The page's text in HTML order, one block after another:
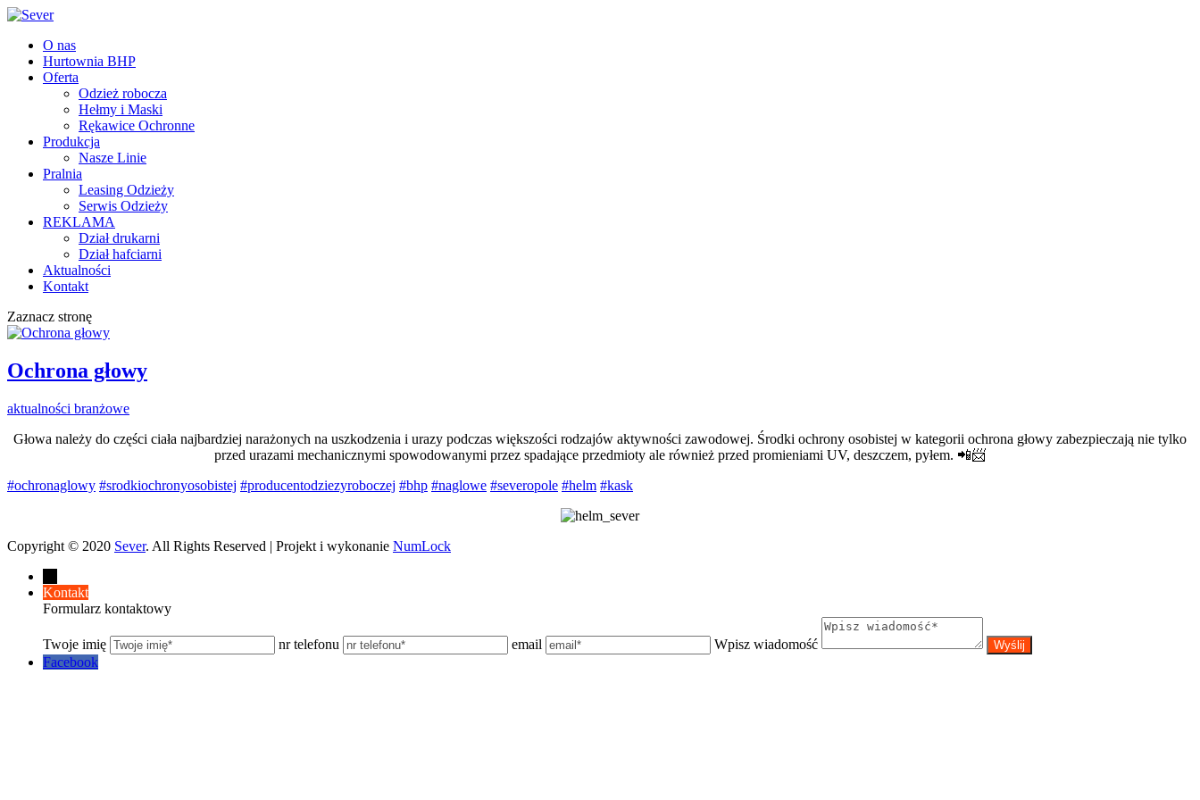
O nas
Hurtownia BHP
Oferta
Odzież robocza
Hełmy i Maski
Rękawice Ochronne
Produkcja
Nasze Linie
Pralnia
Leasing Odzieży
Serwis Odzieży
REKLAMA
Dział drukarni
Dział hafciarni
Aktualności
Kontakt
Zaznacz stronę
Ochrona głowy
aktualności branżowe
Głowa należy do części ciała najbardziej narażonych na uszkodzenia i urazy podczas większości rodzajów aktywności zawodowej. Środki ochrony osobistej w kategorii ochrona głowy zabezpieczają nie tylko
przed urazami mechanicznymi spowodowanymi przez spadające przedmioty ale również przed promieniami UV, deszczem, pyłem. 📲📨
#ochronaglowy #srodkiochronyosobistej #producentodziezyroboczej #bhp #naglowe #severopole #helm #kask
Copyright © 2020 Sever. All Rights Reserved | Projekt i wykonanie NumLock
Kontakt
Formularz kontaktowy
Twoje imię nr telefonu email
Wpisz wiadomość
Facebook